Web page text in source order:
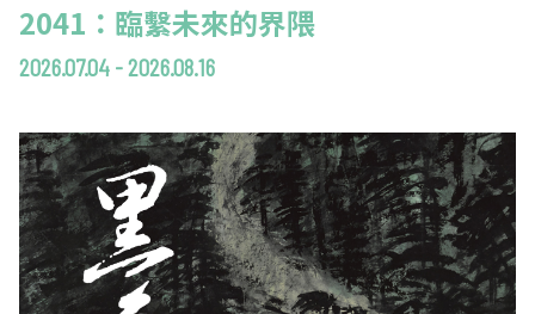
2041：臨繫未來的界隈
2026.07.04 - 2026.08.16